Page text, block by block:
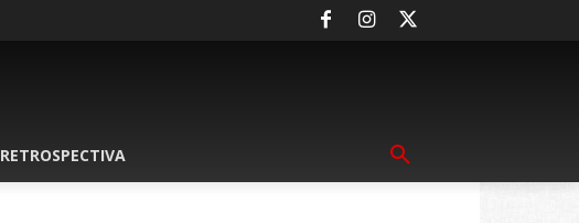
RETROSPECTIVA